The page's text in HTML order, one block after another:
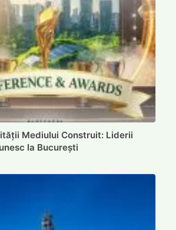
Mediului Construit: Liderii
la București